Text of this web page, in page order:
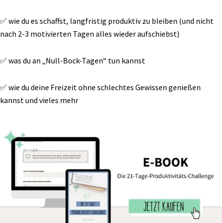
✅ wie du es schaffst, langfristig produktiv zu bleiben (und nicht
nach 2-3 motivierten Tagen alles wieder aufschiebst)
✅ was du an „Null-Bock-Tagen“ tun kannst
✅ wie du deine Freizeit ohne schlechtes Gewissen genießen
kannst und vieles mehr